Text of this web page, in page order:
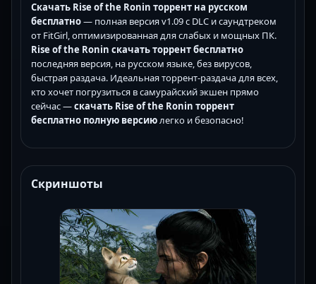
Скачать Rise of the Ronin торрент на русском
бесплатно— полная версия v1.09 с DLC и саундтреком
от FitGirl, оптимизированная для слабых и мощных ПК.
Rise of the Ronin скачать торрент бесплатно
последняя версия, на русском языке, без вирусов,
быстрая раздача. Идеальная торрент-раздача для всех,
кто хочет погрузиться в самурайский экшен прямо
сейчас —скачать Rise of the Ronin торрент
бесплатно полную версиюлегко и безопасно!
Скриншоты